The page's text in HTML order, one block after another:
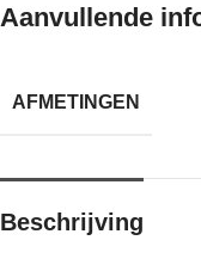
Aanvullende
AFMETINGEN
Beschrijving